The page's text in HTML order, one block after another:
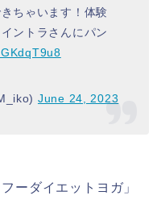
ちゃいます！体験
ントラさんにパン
June 24, 2023
ーダイエットヨガ」